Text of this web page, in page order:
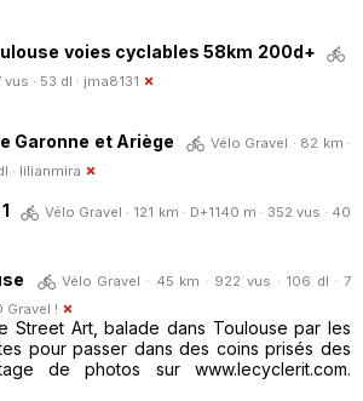
voies cyclables 58km 200d+
· 53 dl · jma8131
Garonne et Ariège
Vélo Gravel · 82 km ·
· lilianmira
Vélo Gravel · 121 km · D+1140 m · 352 vus · 40
Vélo Gravel · 45 km · 922 vus · 106 dl · 7
Gravel !
Street Art, balade dans Toulouse par les
pour passer dans des coins prisés des
de photos sur www.lecyclerit.com.